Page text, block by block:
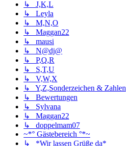
↳ J,K,L
↳ Leyla
↳ M,N,O
↳ Maggan22
↳ mausi
↳ N@dj@
↳ P,Q,R
↳ S,T,U
↳ V,W,X
↳ Y,Z,Sonderzeichen & Zahlen
↳ Bewertungen
↳ Sylvana
↳ Maggan22
↳ doppelmam07
~*° Gästebereich °*~
↳ *Wir lassen Grüße da*